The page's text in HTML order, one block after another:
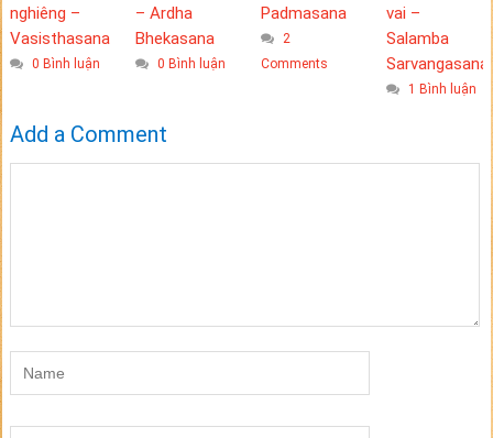
nghiêng –
Vasisthasana
0 Bình luận
– Ardha
Bhekasana
0 Bình luận
Padmasana
2
Comments
vai –
Salamba
Sarvangasana
1 Bình luận
Add a Comment